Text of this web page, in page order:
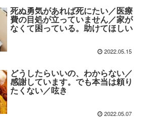
死ぬ勇気があれば死にたい／医療
費の目処が立っていません／家が
なくて困っている。助けてほしい
2022.05.15
どうしたらいいの、わからない／
感謝しています。でも本当は頼り
たくない／呟き
2022.05.07